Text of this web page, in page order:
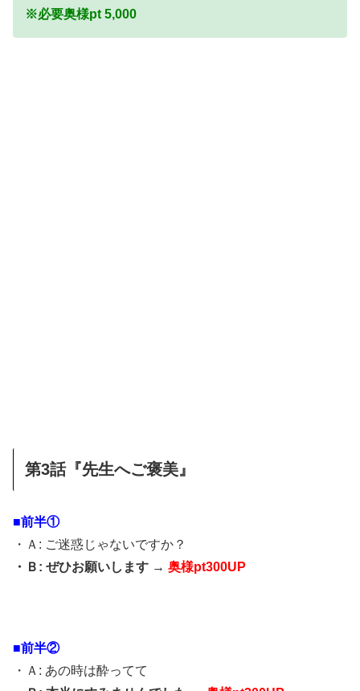
※必要奥様pt 5,000
第3話『先生へご褒美』
■前半①
・Ａ: ご迷惑じゃないですか？
・Ｂ: ぜひお願いします → 奥様pt300UP
■前半②
・Ａ: あの時は酔ってて